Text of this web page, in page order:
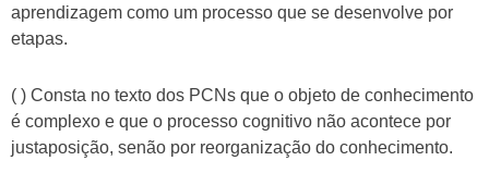
aprendizagem como um processo que se desenvolve por
etapas.
( ) Consta no texto dos PCNs que o objeto de conhecimento
é complexo e que o processo cognitivo não acontece por
justaposição, senão por reorganização do conhecimento.